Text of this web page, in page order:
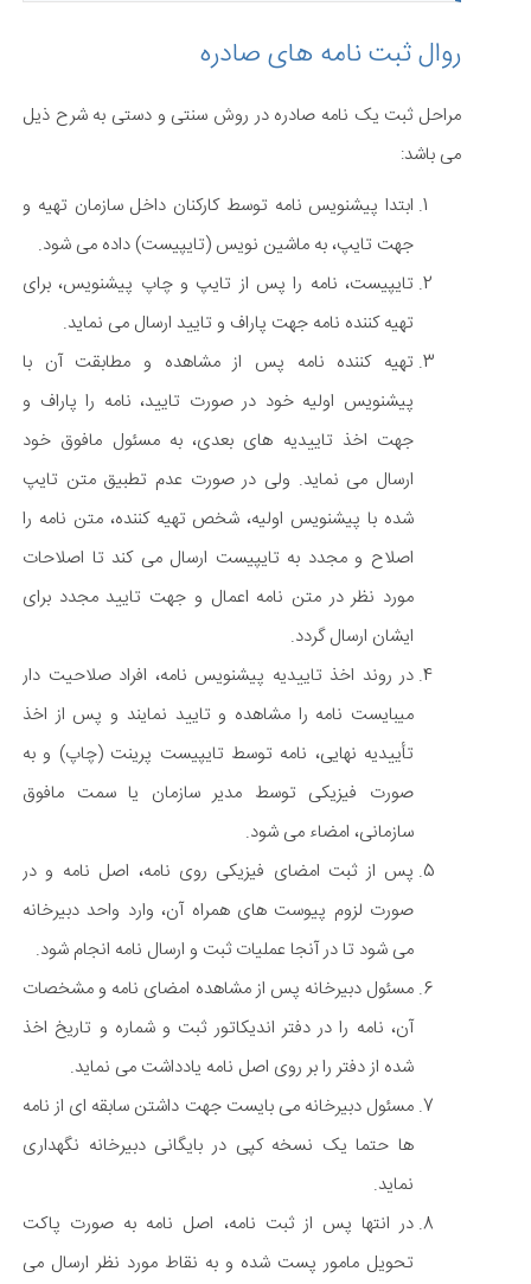
روال ثبت نامه های صادره
مراحل ثبت یک نامه صادره در روش سنتی و دستی به شرح ذیل
می باشد:
ابتدا پیشنویس نامه توسط کارکنان داخل سازمان تهیه و
جهت تایپ، به ماشین نویس (تایپیست) داده می شود.
تایپیست، نامه را پس از تایپ و چاپ پیشنویس، برای
تهیه کننده نامه جهت پاراف و تایید ارسال می نماید.
تهیه کننده نامه پس از مشاهده و مطابقت آن با
پیشنویس اولیه خود در صورت تایید، نامه را پاراف و
جهت اخذ تاییدیه های بعدی، به مسئول مافوق خود
ارسال می نماید. ولی در صورت عدم تطبیق متن تایپ
شده با پیشنویس اولیه، شخص تهیه کننده، متن نامه را
اصلاح و مجدد به تایپیست ارسال می کند تا اصلاحات
مورد نظر در متن نامه اعمال و جهت تایید مجدد برای
ایشان ارسال گردد.
در روند اخذ تاییدیه پیشنویس نامه، افراد صلاحیت دار
میبایست نامه را مشاهده و تایید نمایند و پس از اخذ
تأییدیه نهایی، نامه توسط تایپیست پرینت (چاپ) و به
صورت فیزیکی توسط مدیر سازمان یا سمت مافوق
سازمانی، امضاء می شود.
پس از ثبت امضای فیزیکی روی نامه، اصل نامه و در
صورت لزوم پیوست های همراه آن، وارد واحد دبیرخانه
می شود تا در آنجا عملیات ثبت و ارسال نامه انجام شود.
مسئول دبیرخانه پس از مشاهده امضای نامه و مشخصات
آن، نامه را در دفتر اندیکاتور ثبت و شماره و تاریخ اخذ
شده از دفتر را بر روی اصل نامه یادداشت می نماید.
مسئول دبیرخانه می بایست جهت داشتن سابقه ای از نامه
ها حتما یک نسخه کپی در بایگانی دبیرخانه نگهداری
نماید.
در انتها پس از ثبت نامه، اصل نامه به صورت پاکت
تحویل مامور پست شده و به نقاط مورد نظر ارسال می